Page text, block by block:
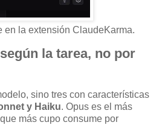
en la extensión ClaudeKarma.
la tarea, no por
sino tres con características
y Haiku. Opus es el más
más cupo consume por